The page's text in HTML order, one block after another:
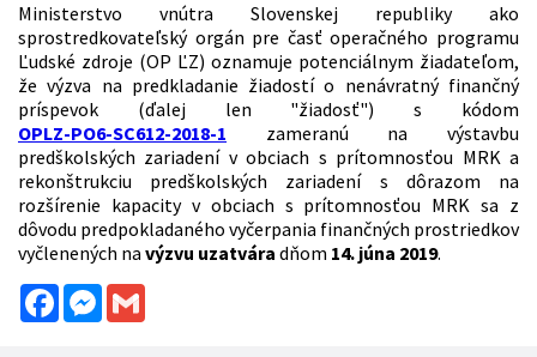
Ministerstvo vnútra Slovenskej republiky ako
sprostredkovateľský orgán pre časť operačného programu
Ľudské zdroje (OP ĽZ) oznamuje potenciálnym žiadateľom,
že výzva na predkladanie žiadostí o nenávratný finančný
príspevok (ďalej len "žiadosť") s kódom
OPLZ-PO6-SC612-2018-1 zameranú na výstavbu
predškolských zariadení v obciach s prítomnosťou MRK a
rekonštrukciu predškolských zariadení s dôrazom na
rozšírenie kapacity v obciach s prítomnosťou MRK sa z
dôvodu predpokladaného vyčerpania finančných prostriedkov
vyčlenených na výzvu uzatvára dňom 14. júna 2019.
FacebookMessenger